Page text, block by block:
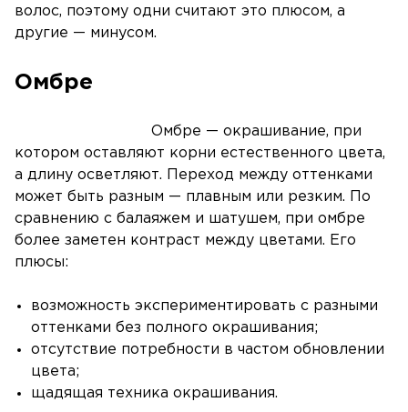
волос, поэтому одни считают это плюсом, а
другие — минусом.
Омбре
Омбре — окрашивание, при
котором оставляют корни естественного цвета,
а длину осветляют. Переход между оттенками
может быть разным — плавным или резким. По
сравнению с балаяжем и шатушем, при омбре
более заметен контраст между цветами. Его
плюсы:
возможность экспериментировать с разными
оттенками без полного окрашивания;
отсутствие потребности в частом обновлении
цвета;
щадящая техника окрашивания.